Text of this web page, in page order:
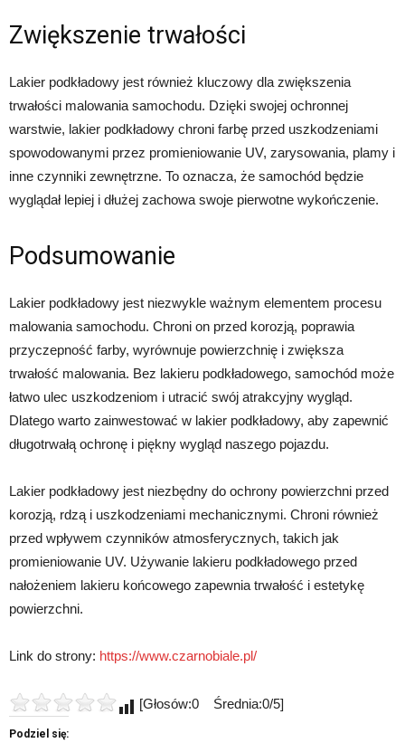
Zwiększenie trwałości
Lakier podkładowy jest również kluczowy dla zwiększenia
trwałości malowania samochodu. Dzięki swojej ochronnej
warstwie, lakier podkładowy chroni farbę przed uszkodzeniami
spowodowanymi przez promieniowanie UV, zarysowania, plamy i
inne czynniki zewnętrzne. To oznacza, że samochód będzie
wyglądał lepiej i dłużej zachowa swoje pierwotne wykończenie.
Podsumowanie
Lakier podkładowy jest niezwykle ważnym elementem procesu
malowania samochodu. Chroni on przed korozją, poprawia
przyczepność farby, wyrównuje powierzchnię i zwiększa
trwałość malowania. Bez lakieru podkładowego, samochód może
łatwo ulec uszkodzeniom i utracić swój atrakcyjny wygląd.
Dlatego warto zainwestować w lakier podkładowy, aby zapewnić
długotrwałą ochronę i piękny wygląd naszego pojazdu.
Lakier podkładowy jest niezbędny do ochrony powierzchni przed
korozją, rdzą i uszkodzeniami mechanicznymi. Chroni również
przed wpływem czynników atmosferycznych, takich jak
promieniowanie UV. Używanie lakieru podkładowego przed
nałożeniem lakieru końcowego zapewnia trwałość i estetykę
powierzchni.
Link do strony: https://www.czarnobiale.pl/
[Głosów:0 Średnia:0/5]
Podziel się: